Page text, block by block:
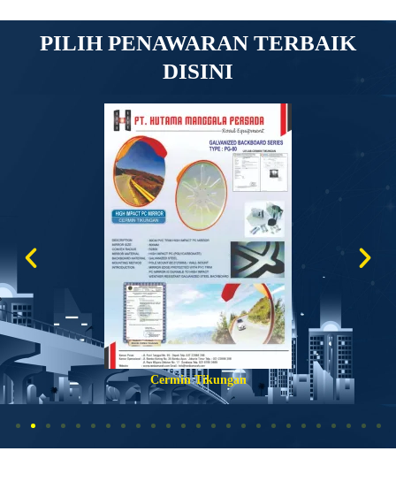
PILIH PENAWARAN TERBAIK
DISINI
Cat Marka